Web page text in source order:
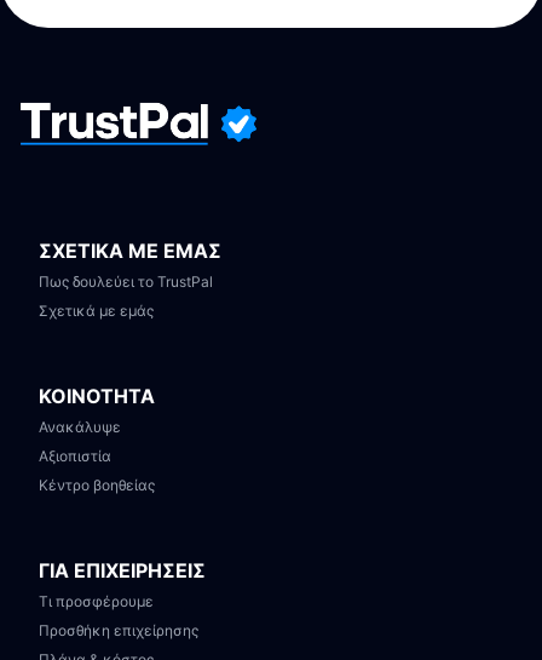
ΣΧΕΤΙΚΑ ΜΕ ΕΜΑΣ
Πως δουλεύει το TrustPal
Σχετικά με εμάς
ΚΟΙΝΟΤΗΤΑ
Ανακάλυψε
Αξιοπιστία
Κέντρο βοηθείας
ΓΙΑ ΕΠΙΧΕΙΡΗΣΕΙΣ
Τι προσφέρουμε
Προσθήκη επιχείρησης